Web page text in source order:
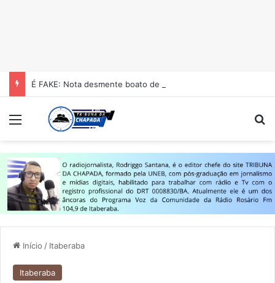
Menu
Início / Itaberaba
Itaberaba